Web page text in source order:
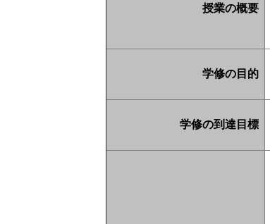
授業の概要
学修の目的
学修の到達目標